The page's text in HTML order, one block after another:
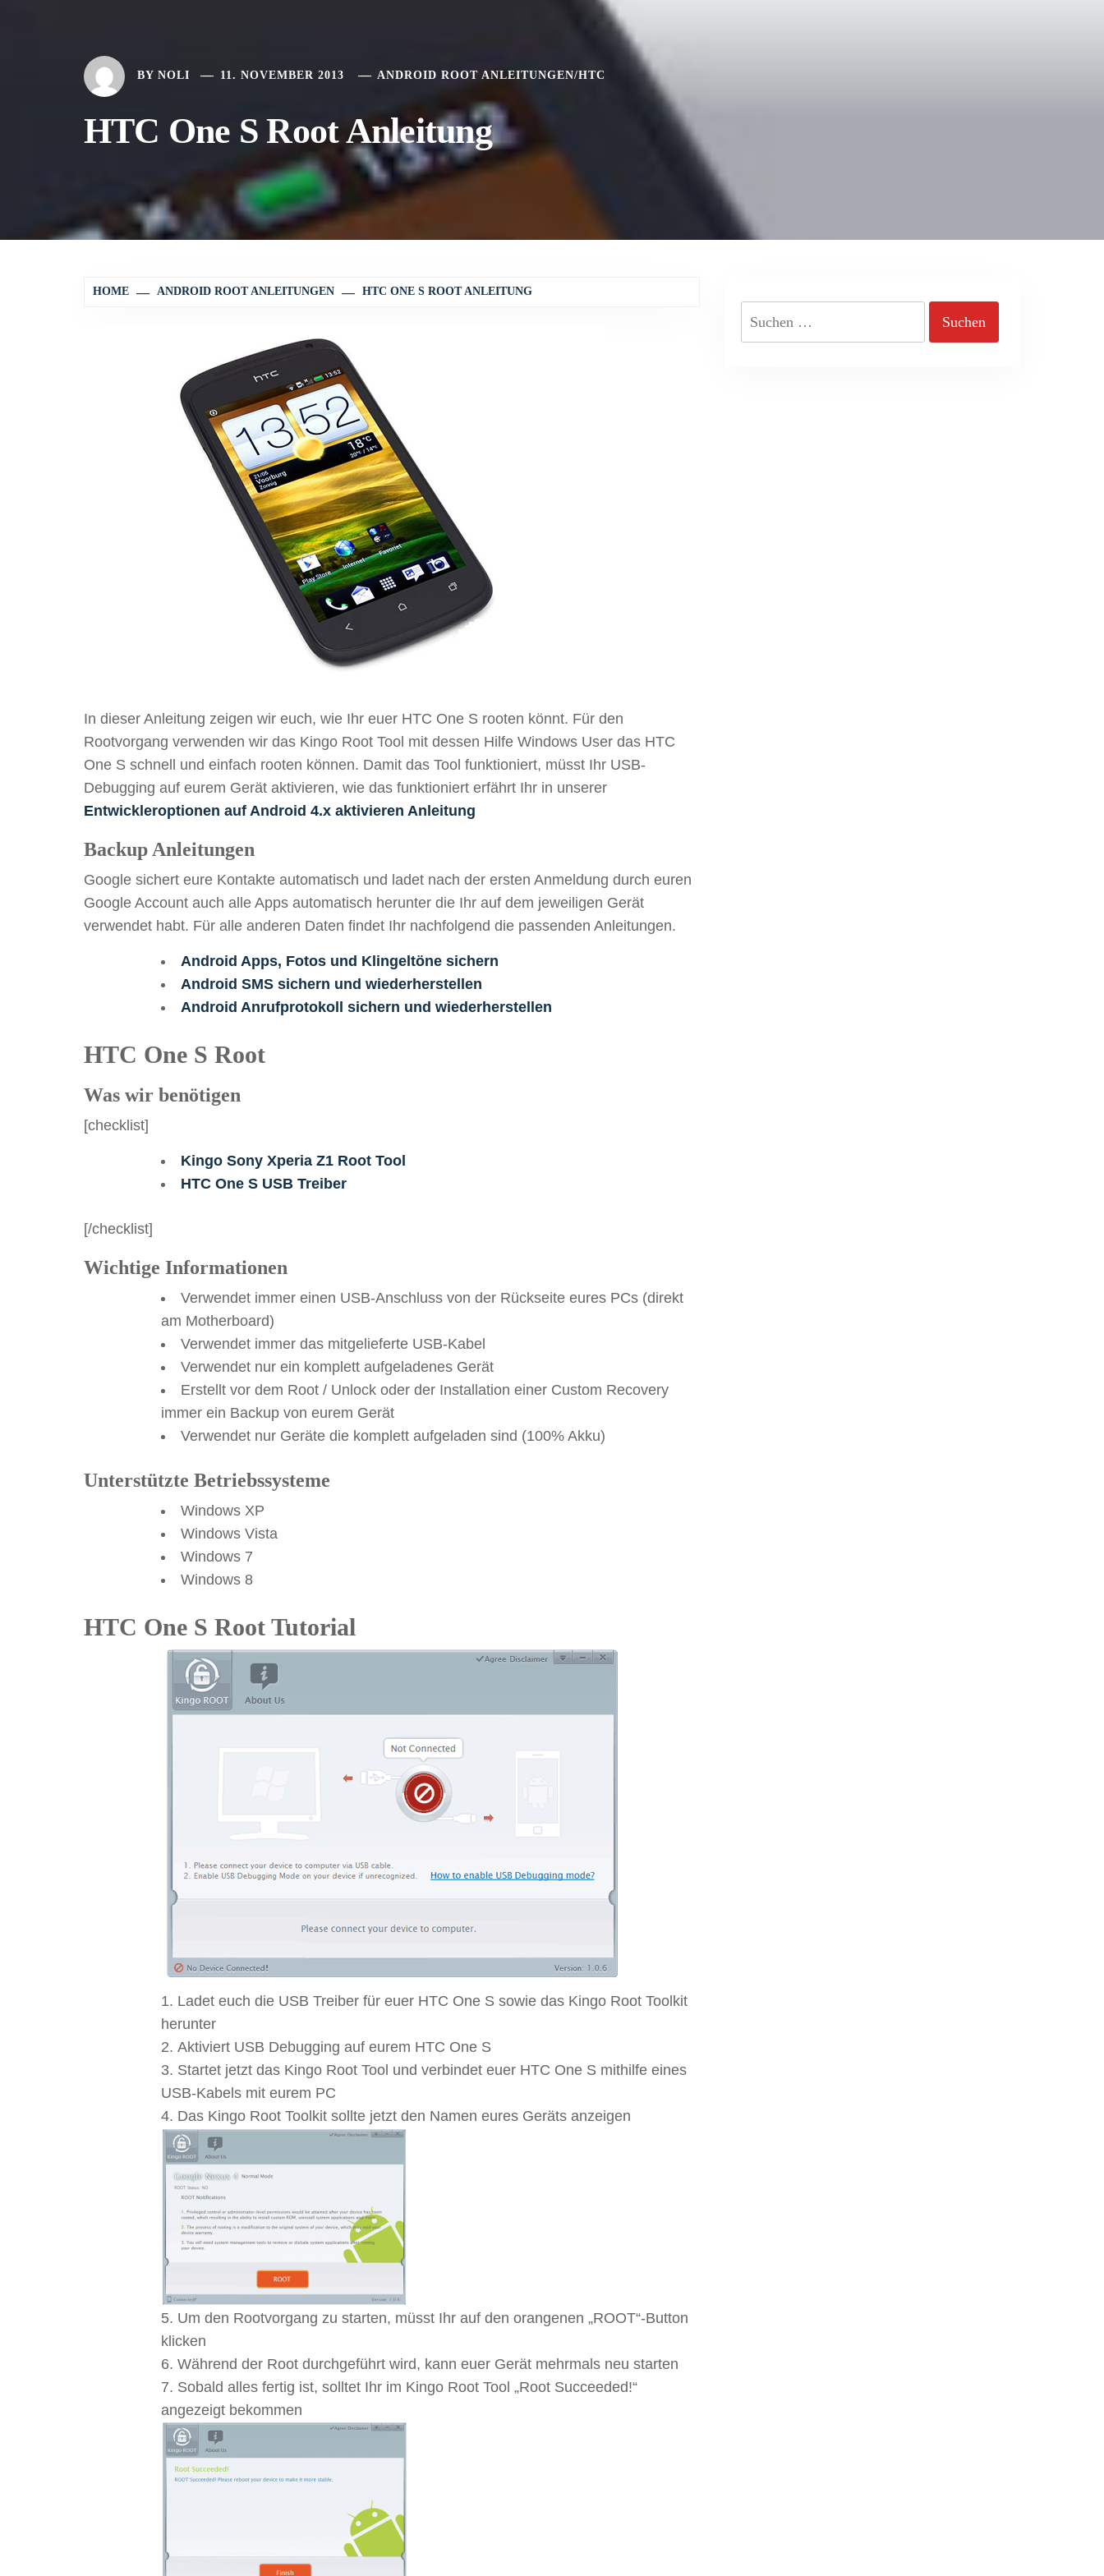
BY NOLI 11. NOVEMBER 2013 ANDROID ROOT ANLEITUNGEN/HTC
HTC One S Root Anleitung
HOME ANDROID ROOT ANLEITUNGEN HTC ONE S ROOT ANLEITUNG
In dieser Anleitung zeigen wir euch, wie Ihr euer HTC One S rooten könnt. Für den
Rootvorgang verwenden wir das Kingo Root Tool mit dessen Hilfe Windows User das HTC
One S schnell und einfach rooten können. Damit das Tool funktioniert, müsst Ihr USB-
Debugging auf eurem Gerät aktivieren, wie das funktioniert erfährt Ihr in unserer
Entwickleroptionen auf Android 4.x aktivieren Anleitung
Backup Anleitungen
Google sichert eure Kontakte automatisch und ladet nach der ersten Anmeldung durch euren
Google Account auch alle Apps automatisch herunter die Ihr auf dem jeweiligen Gerät
verwendet habt. Für alle anderen Daten findet Ihr nachfolgend die passenden Anleitungen.
Android Apps, Fotos und Klingeltöne sichern
Android SMS sichern und wiederherstellen
Android Anrufprotokoll sichern und wiederherstellen
HTC One S Root
Was wir benötigen
[checklist]
Kingo Sony Xperia Z1 Root Tool
HTC One S USB Treiber
[/checklist]
Wichtige Informationen
Verwendet immer einen USB-Anschluss von der Rückseite eures PCs (direkt
am Motherboard)
Verwendet immer das mitgelieferte USB-Kabel
Verwendet nur ein komplett aufgeladenes Gerät
Erstellt vor dem Root / Unlock oder der Installation einer Custom Recovery
immer ein Backup von eurem Gerät
Verwendet nur Geräte die komplett aufgeladen sind (100% Akku)
Unterstützte Betriebssysteme
Windows XP
Windows Vista
Windows 7
Windows 8
HTC One S Root Tutorial
Ladet euch die USB Treiber für euer HTC One S sowie das Kingo Root Toolkit
herunter
Aktiviert USB Debugging auf eurem HTC One S
Startet jetzt das Kingo Root Tool und verbindet euer HTC One S mithilfe eines
USB-Kabels mit eurem PC
Das Kingo Root Toolkit sollte jetzt den Namen eures Geräts anzeigen
Um den Rootvorgang zu starten, müsst Ihr auf den orangenen „ROOT“-Button
klicken
Während der Root durchgeführt wird, kann euer Gerät mehrmals neu starten
Sobald alles fertig ist, solltet Ihr im Kingo Root Tool „Root Succeeded!“
angezeigt bekommen